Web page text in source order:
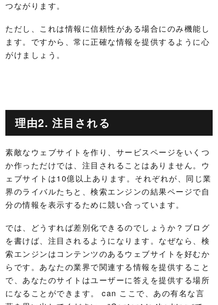
つながります。
ただし、これは情報に信頼性がある場合にのみ機能し
ます。ですから、常に正確な情報を提供するように心
がけましょう。
理由2. 注目される
素敵なウェブサイトを作り、サービスページをいくつ
か作っただけでは、注目されることはありません。ウ
ェブサイトは10億以上あります。それぞれが、同じ業
界のライバルたちと、検索エンジンの結果ページで自
分の情報を表示するために競い合っています。
では、どうすれば差別化できるのでしょうか？ブログ
を書けば、注目されるようになります。なぜなら、検
索エンジンはコンテンツのあるウェブサイトを好むか
らです。あなたの業界で関連する情報を提供すること
で、あなたのサイトはユーザーに答えを提供する場所
になることができます。 can ここで、あの有名な言